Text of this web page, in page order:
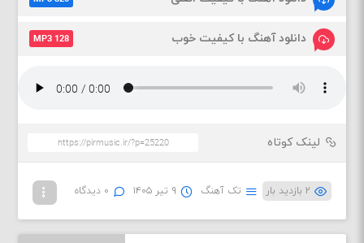
دانلود آهنگ با کیفیت خوب MP3 128
لینک کوتاه
۲ بازدید بار تک آهنگ ۹ تیر ۱۴۰۵ ۰ دیدگاه